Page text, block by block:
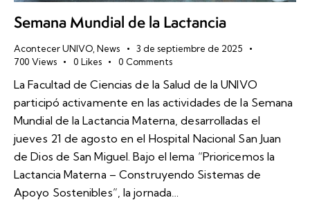
Semana Mundial de la Lactancia
Acontecer UNIVO, News
3 de septiembre de 2025
700 Views 0 Likes 0 Comments
La Facultad de Ciencias de la Salud de la UNIVO
participó activamente en las actividades de la Semana
Mundial de la Lactancia Materna, desarrolladas el
jueves 21 de agosto en el Hospital Nacional San Juan
de Dios de San Miguel. Bajo el lema “Prioricemos la
Lactancia Materna – Construyendo Sistemas de
Apoyo Sostenibles”, la jornada…